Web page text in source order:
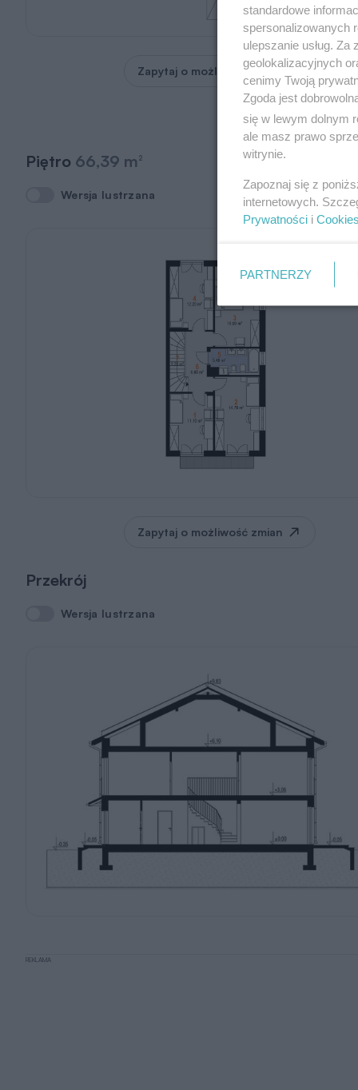
Zapytaj o możliwość zmian
Piętro 66,39 m 2
Wersja lustrzana
Wersja lustrzana
Zapytaj o możliwość zmian
Przekrój
Wersja lustrzana
Wersja lustrzana
REKLAMA
standardowe
spersonalizowanych
ulepszanie usług.
geolokalizacyjnych
cenimy Twoją
Zgoda jest
się w lewym dolnym
ale masz prawo
witrynie.
Zapoznaj się z
internetowych.
Prywatności i Cookies
PARTNERZY